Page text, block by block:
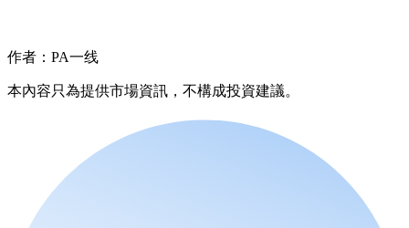
作者：PA一线
本內容只為提供市場資訊，不構成投資建議。